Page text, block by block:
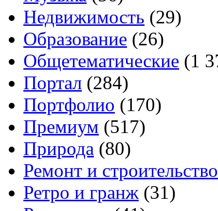
Недвижимость (29)
Образование (26)
Общетематические (1
Портал (284)
Портфолио (170)
Премиум (517)
Природа (80)
Ремонт и строительство
Ретро и гранж (31)